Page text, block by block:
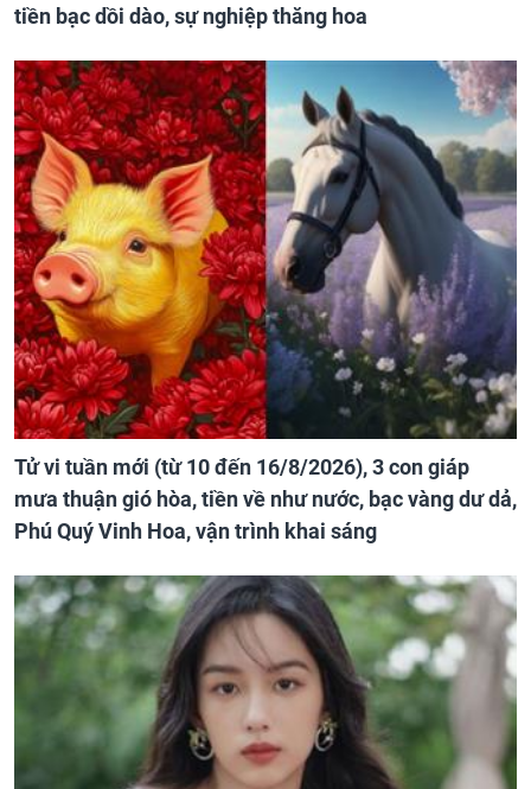
tiền bạc dồi dào, sự nghiệp thăng hoa
Tử vi tuần mới (từ 10 đến 16/8/2026), 3 con giáp
mưa thuận gió hòa, tiền về như nước, bạc vàng dư dả,
Phú Quý Vinh Hoa, vận trình khai sáng